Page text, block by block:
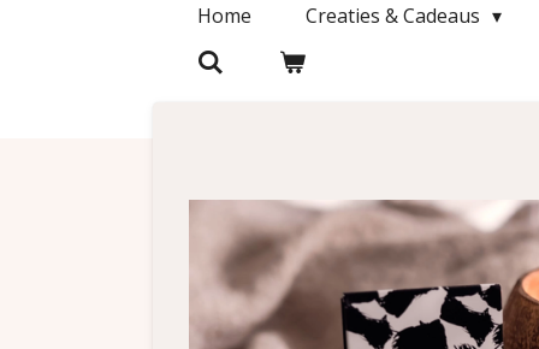
Home Creaties & Cadeaus